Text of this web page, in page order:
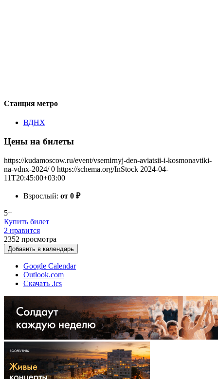
Станция метро
ВДНХ
Цены на билеты
https://kudamoscow.ru/event/vsemirnyj-den-aviatsii-i-kosmonavtiki-
na-vdnx-2024/ 0 https://schema.org/InStock 2024-04-
11T20:45:00+03:00
Взрослый: от 0 ₽
5+
Купить билет
2 нравится
2352 просмотра
Добавить в календарь
Google Calendar
Outlook.com
Скачать .ics